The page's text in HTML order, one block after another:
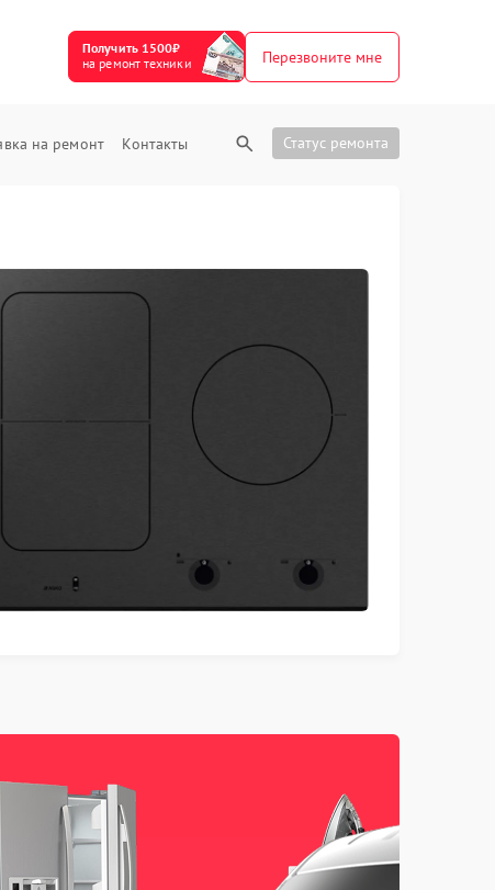
Получить 1500₽
на ремонт техники
Перезвоните мне
на ремонт Контакты Статус ремонта